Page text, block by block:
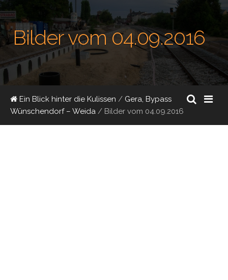
Bilder vom 04.09.2016
Ein Blick hinter die Kulissen / Gera, Bypass
Wünschendorf – Weida / Bilder vom 04.09.2016